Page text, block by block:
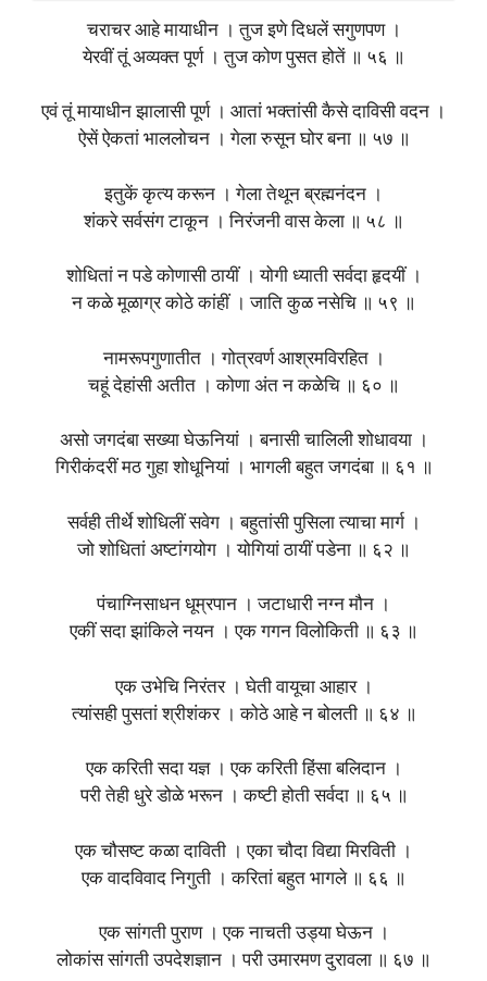
चराचर आहे मायाधीन । तुज इणे दिधलें सगुणपण ।
येरवीं तूं अव्यक्त पूर्ण । तुज कोण पुसत होतें ॥ ५६ ॥
एवं तूं मायाधीन झालासी पूर्ण । आतां भक्तांसी कैसे दाविसी वदन ।
ऐसें ऐकतां भाललोचन । गेला रुसून घोर बना ॥ ५७ ॥
इतुकें कृत्य करून । गेला तेथून ब्रह्मनंदन ।
शंकरे सर्वसंग टाकून । निरंजनी वास केला ॥ ५८ ॥
शोधितां न पडे कोणासी ठायीं । योगी ध्याती सर्वदा हृदयीं ।
न कळे मूळाग्र कोठे कांहीं । जाति कुळ नसेचि ॥ ५९ ॥
नामरूपगुणातीत । गोत्रवर्ण आश्रमविरहित ।
चहूं देहांसी अतीत । कोणा अंत न कळेचि ॥ ६० ॥
असो जगदंबा सख्या घेऊनियां । बनासी चालिली शोधावया ।
गिरीकंदरीं मठ गुहा शोधूनियां । भागली बहुत जगदंबा ॥ ६१ ॥
सर्वही तीर्थे शोधिलीं सवेग । बहुतांसी पुसिला त्याचा मार्ग ।
जो शोधितां अष्टांगयोग । योगियां ठायीं पडेना ॥ ६२ ॥
पंचाग्निसाधन धूम्रपान । जटाधारी नग्न मौन ।
एकीं सदा झांकिले नयन । एक गगन विलोकिती ॥ ६३ ॥
एक उभेचि निरंतर । घेती वायूचा आहार ।
त्यांसही पुसतां श्रीशंकर । कोठे आहे न बोलती ॥ ६४ ॥
एक करिती सदा यज्ञ । एक करिती हिंसा बलिदान ।
परी तेही धुरे डोळे भरून । कष्टी होती सर्वदा ॥ ६५ ॥
एक चौसष्ट कळा दाविती । एका चौदा विद्या मिरविती ।
एक वादविवाद निगुती । करितां बहुत भागले ॥ ६६ ॥
एक सांगती पुराण । एक नाचती उड्या घेऊन ।
लोकांस सांगती उपदेशज्ञान । परी उमारमण दुरावला ॥ ६७ ॥